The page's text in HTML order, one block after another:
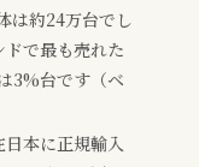
は約24万台でし
で最も売れた
3%台です（ベ
本に正規輸入